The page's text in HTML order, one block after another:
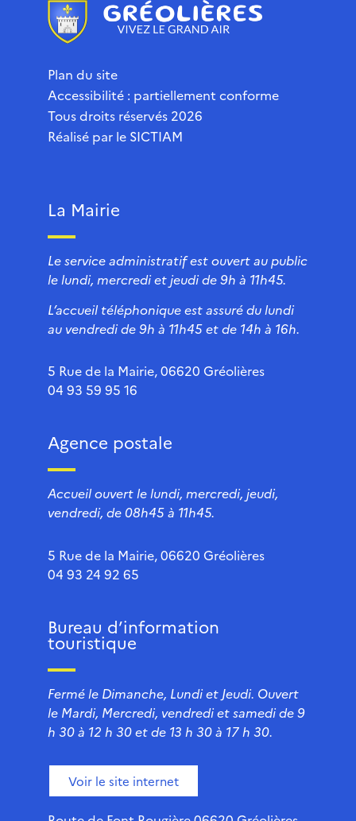
Plan du site
Accessibilité : partiellement conforme
Tous droits réservés 2026
Réalisé par le SICTIAM
La Mairie
Le service administratif est ouvert au public
le lundi, mercredi et jeudi de 9h à 11h45.
L’accueil téléphonique est assuré du lundi
au vendredi de 9h à 11h45 et de 14h à 16h.
5 Rue de la Mairie, 06620 Gréolières
04 93 59 95 16
Agence postale
Accueil ouvert le lundi, mercredi, jeudi,
vendredi, de 08h45 à 11h45.
5 Rue de la Mairie, 06620 Gréolières
04 93 24 92 65
Bureau d’information
touristique
Fermé le Dimanche, Lundi et Jeudi. Ouvert
le Mardi, Mercredi, vendredi et samedi de 9
h 30 à 12 h 30 et de 13 h 30 à 17 h 30.
Voir le site internet